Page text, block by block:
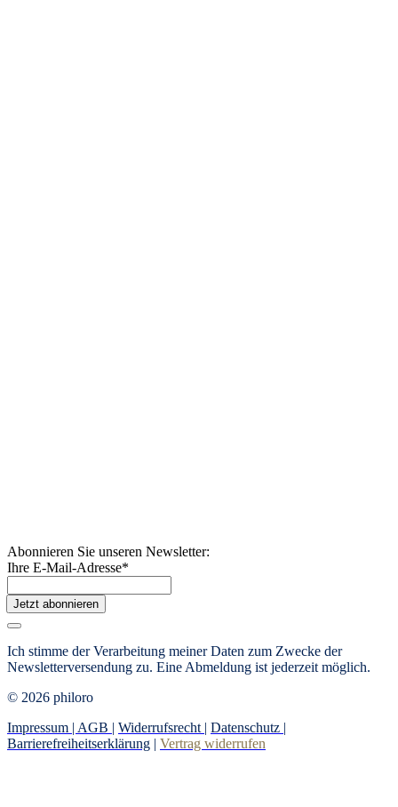
Abonnieren Sie unseren Newsletter:
Ihre E-Mail-Adresse*
Jetzt abonnieren
Ich stimme der Verarbeitung meiner Daten zum Zwecke der
Newsletterversendung zu. Eine Abmeldung ist jederzeit möglich.
© 2026 philoro
Impressum | AGB | Widerrufsrecht | Datenschutz |
Barrierefreiheitserklärung | Vertrag widerrufen